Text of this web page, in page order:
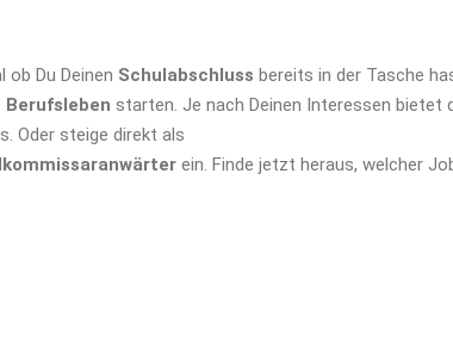
ob Du Deinen Schulabschluss bereits in der Tasche
Berufsleben starten. Je nach Deinen Interessen bietet
Oder steige direkt als
ein. Finde jetzt heraus, welcher